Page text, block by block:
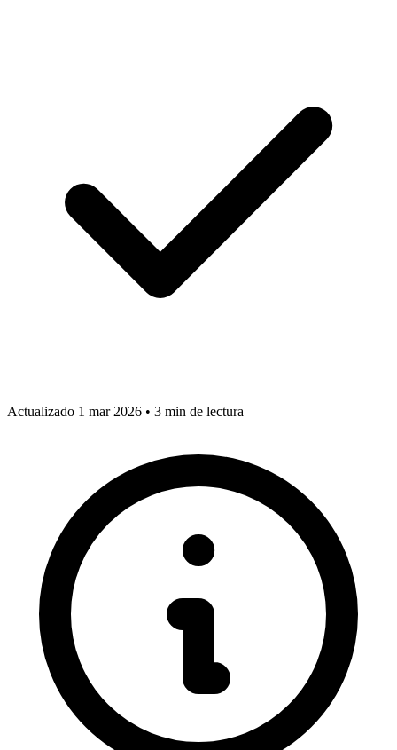
Actualizado 1 mar 2026 • 3 min de lectura